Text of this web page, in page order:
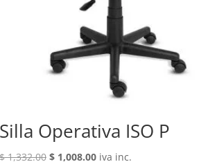
Silla Operativa ISO P
$1,332.00 El
$1,008.00Eliva inc.